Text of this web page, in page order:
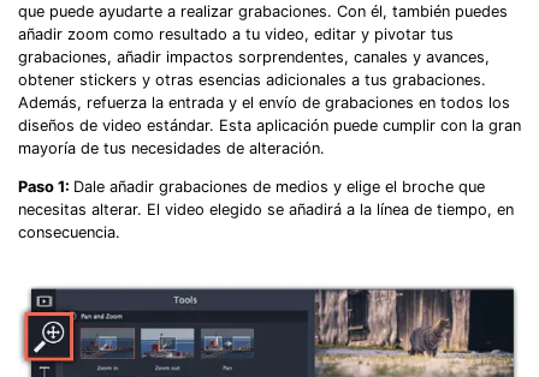
que puede ayudarte a realizar grabaciones. Con él, también puedes
añadir zoom como resultado a tu video, editar y pivotar tus
grabaciones, añadir impactos sorprendentes, canales y avances,
obtener stickers y otras esencias adicionales a tus grabaciones.
Además, refuerza la entrada y el envío de grabaciones en todos los
diseños de video estándar. Esta aplicación puede cumplir con la gran
mayoría de tus necesidades de alteración.
Paso 1: Dale añadir grabaciones de medios y elige el broche que
necesitas alterar. El video elegido se añadirá a la línea de tiempo, en
consecuencia.